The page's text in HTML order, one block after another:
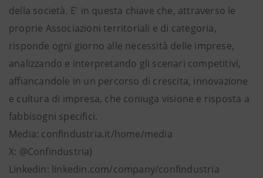
della società. E' in questa chiave che, attraverso le
proprie Associazioni territoriali e di categoria,
risponde ogni giorno alle necessità delle imprese,
analizzando e interpretando gli scenari competitivi,
affiancandole in un percorso di crescita, innovazione
e cultura di impresa, che coniuga visione e risposta a
fabbisogni specifici.
Media: confindustria.it/home/media
X: @Confindustria)
Linkedin: linkedin.com/company/confindustria